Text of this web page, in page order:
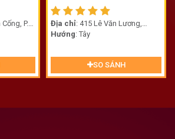
P.
TP. Thủ
Địa chỉ: 415 Lê Văn Lương,
Phường Tân Phong, Quận 7
Hướng : Tây
SO SÁNH